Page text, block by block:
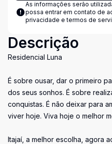
As informações serão
possa entrar em contato de
privacidade e termos de
Descrição
Residencial Luna
É sobre ousar, dar o primeiro
dos seus sonhos. É sobre
conquistas. É não deixar para
viver hoje. Viva hoje o melhor
Itajaí, a melhor escolha, agora